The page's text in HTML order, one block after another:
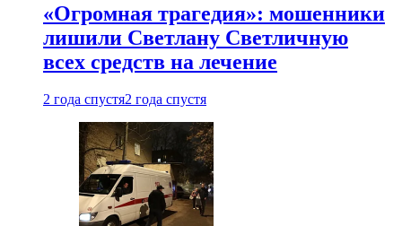
«Огромная трагедия»: мошенники
лишили Светлану Светличную
всех средств на лечение
2 года спустя2 года спустя